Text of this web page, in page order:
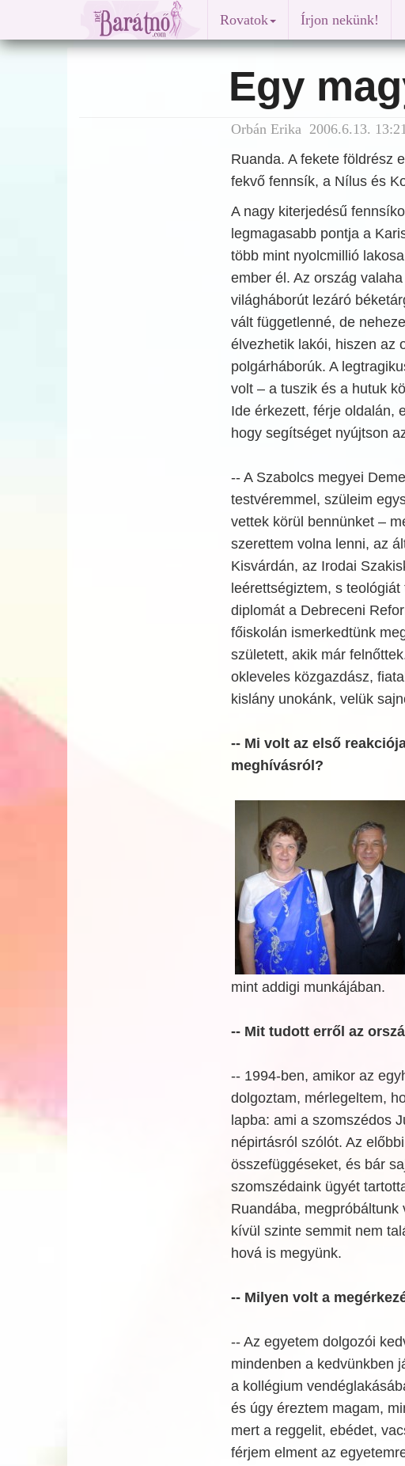
Rovatok Írjon nekünk!
Egy
Orbán Erika 2006.6.13.
Ruanda. A fekete földrész
fekvő fennsík, a Nílus és
A nagy kiterjedésű
legmagasabb pontja a
több mint nyolcmillió
ember él. Az ország
világháborút lezáró
vált függetlenné, de
élvezhetik lakói, hiszen az
polgárháborúk. A
volt – a tuszik és a hutuk
Ide érkezett, férje oldalán,
hogy segítséget nyújtson
-- A Szabolcs megyei
testvéremmel, szüleim
vettek körül bennünket –
szerettem volna lenni, az
Kisvárdán, az Irodai
leérettségiztem, s
diplomát a Debreceni
főiskolán ismerkedtünk
született, akik már
okleveles közgazdász,
kislány unokánk, velük
-- Mi volt az első
meghívásról?
mint addigi munkájában.
-- Mit tudott erről az
-- 1994-ben, amikor az
dolgoztam, mérlegeltem,
lapba: ami a szomszédos
népirtásról szólót. Az
összefüggéseket, és bár
szomszédaink ügyét
Ruandába,
kívül szinte semmit nem
hová is megyünk.
-- Milyen volt a
-- Az egyetem dolgozói
mindenben a kedvünkben
a kollégium
és úgy éreztem magam,
mert a reggelit, ebédet,
férjem elment az